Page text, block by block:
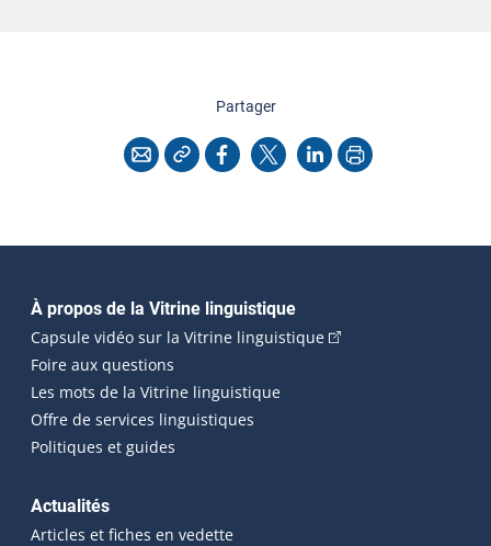
Partagercette page
CourrielCopier l'adresse
Facebook
X LinkedInImprimer
Navigation principale
À propos de la Vitrine linguistique
Capsule vidéo sur la Vitrine linguistique(Cet hyperlien
Foire aux questions
Les mots de la Vitrine linguistique
Offre de services linguistiques
Politiques et guides
Actualités
Articles et fiches en vedette